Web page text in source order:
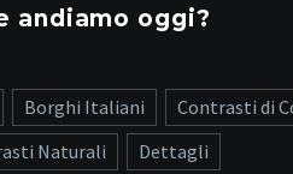
andiamo oggi?
Borghi Italiani
Contrasti di
Naturali
Dettagli